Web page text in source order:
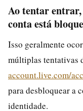
Ao tentar entrar,
conta está
Isso geralmente
múltiplas tentativas
account.live.com/
para desbloquear a
identidade.